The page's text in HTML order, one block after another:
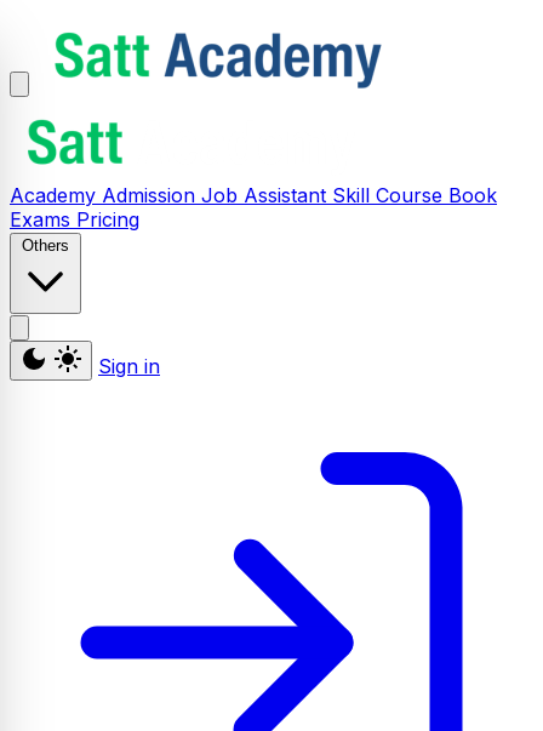
Academy Admission Job Assistant Skill Course Book
Exams Pricing
Others
Sign in